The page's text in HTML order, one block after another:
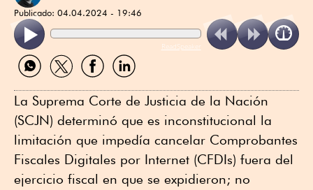
Publicado: 04.04.2024 - 19:46
ReadSpeaker
Compartir
por
Compartir
por
Compartir
por
Compartir
por
La Suprema Corte de Justicia de la Nación
(SCJN) determinó que es inconstitucional la
limitación que impedía cancelar Comprobantes
Fiscales Digitales por Internet (CFDIs) fuera del
ejercicio fiscal en que se expidieron; no